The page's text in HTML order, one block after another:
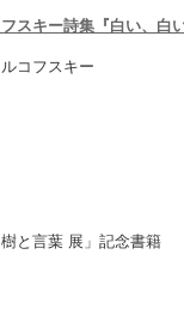
スキー詩集『白い、白い
コフスキー
と言葉 展」記念書籍